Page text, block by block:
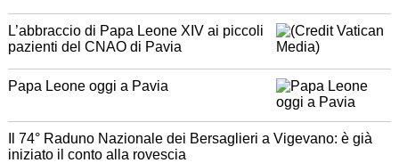
L’abbraccio di Papa Leone XIV ai piccoli
pazienti del CNAO di Pavia
Papa Leone oggi a Pavia
Il 74° Raduno Nazionale dei Bersaglieri a Vigevano: è già
iniziato il conto alla rovescia